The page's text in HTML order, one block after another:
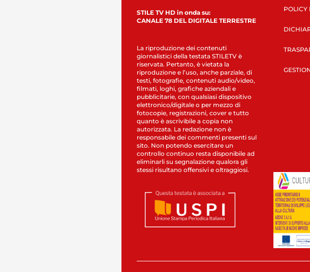
STILE TV HD in onda su:
CANALE 78 DEL DIGITALE TERRESTRE
La riproduzione dei contenuti
giornalistici della testata STILETV è
riservata. Pertanto, è vietata la
riproduzione e l’uso, anche parziale, di
testi, fotografie, contenuti audio/video,
filmati, loghi, grafiche aziendali e
pubblicitarie, con qualsiasi dispositivo
elettronico/digitale o per mezzo di
fotocopie, registrazioni, cover e tutto
quanto è ascrivibile a copia non
autorizzata. La redazione non è
responsabile dei commenti presenti sul
sito. Non potendo esercitare un
controllo continuo resta disponibile ad
eliminarli su segnalazione qualora gli
stessi risultano offensivi e oltraggiosi.
POLICY